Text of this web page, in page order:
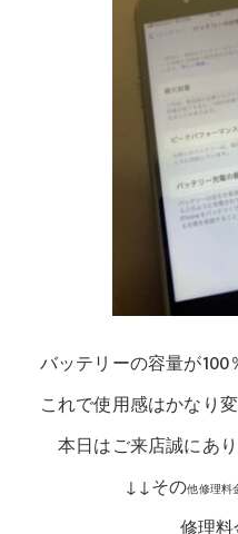
が100％にな
なり変わるか
ありがとうご
↓↓その他修理料